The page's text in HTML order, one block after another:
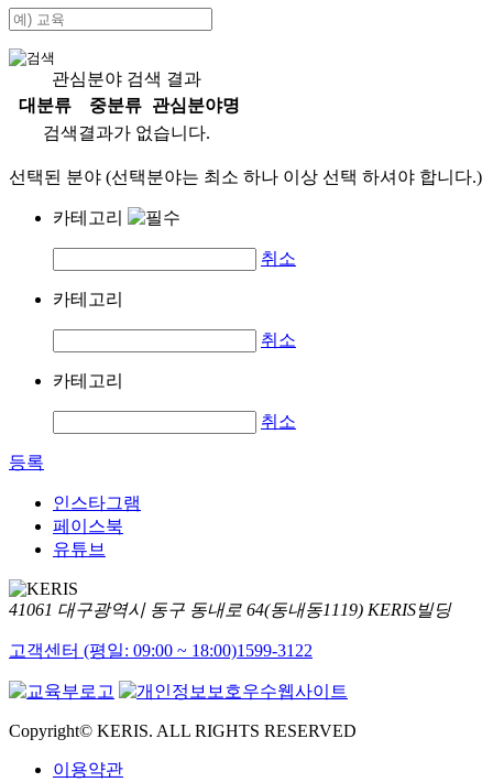
관심분야 검색 결과
대분류
중분류
관심분야명
검색결과가 없습니다.
선택된 분야 (선택분야는 최소 하나 이상 선택 하셔야 합니다.)
카테고리
취소
카테고리
취소
카테고리
취소
등록
인스타그램
페이스북
유튜브
41061 대구광역시 동구 동내로 64(동내동1119) KERIS빌딩
고객센터 (평일: 09:00 ~ 18:00)1599-3122
Copyright© KERIS. ALL RIGHTS RESERVED
이용약관